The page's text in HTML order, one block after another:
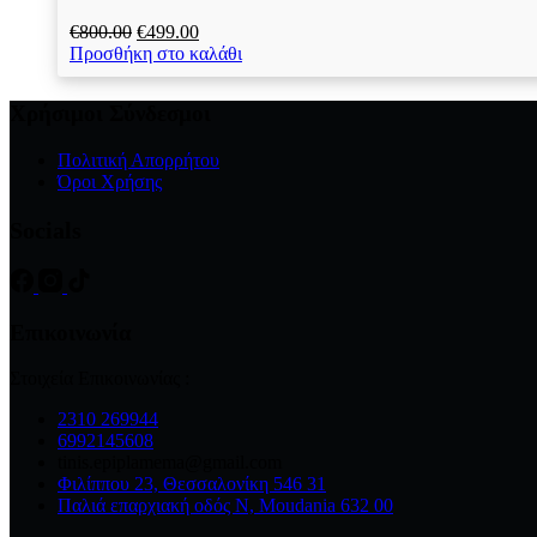
€800.00 Original
price
was:
€499.00Η
τρέχουσα
τιμή
Προσθήκη στο καλάθι
Πολιτική Απορρήτου
Όροι Χρήσης
2310 269944
6992145608
Φιλίππου 23, Θεσσαλονίκη 546 31
Παλιά επαρχιακή οδός Ν, Moudania 632 00